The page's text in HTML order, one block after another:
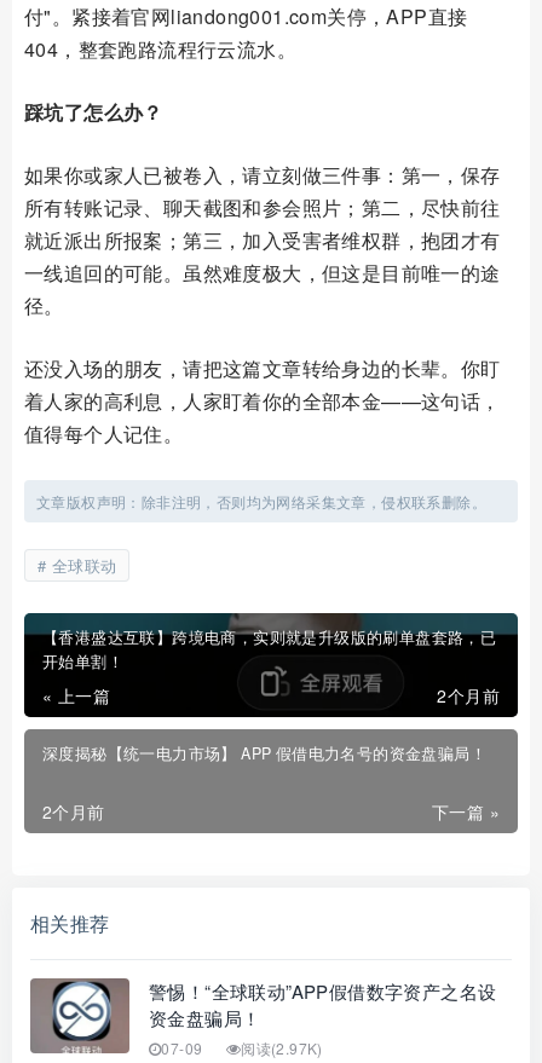
付"。紧接着官网liandong001.com关停，APP直接
404，整套跑路流程行云流水。
踩坑了怎么办？
如果你或家人已被卷入，请立刻做三件事：第一，保存
所有转账记录、聊天截图和参会照片；第二，尽快前往
就近派出所报案；第三，加入受害者维权群，抱团才有
一线追回的可能。虽然难度极大，但这是目前唯一的途
径。
还没入场的朋友，请把这篇文章转给身边的长辈。你盯
着人家的高利息，人家盯着你的全部本金——这句话，
值得每个人记住。
文章版权声明：除非注明，否则均为网络采集文章，侵权联系删除。
全球联动
【香港盛达互联】跨境电商，实则就是升级版的刷单盘套路，已
开始单割！
« 上一篇 2个月前
深度揭秘【统一电力市场】 APP 假借电力名号的资金盘骗局！
下一篇 »
2个月前
相关推荐
警惕！“全球联动”APP假借数字资产之名设
资金盘骗局！
07-09 阅读(2.97K)